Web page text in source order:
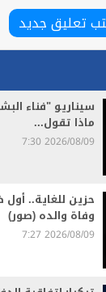
تعليق جديد
سيناريو "فناء
ماذا تقول...
2026/08/09 7:30
حزين للغاية..
وفاة والده (صور)
2026/08/09 7:27